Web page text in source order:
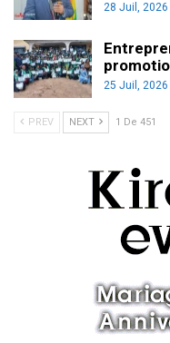
28 Juil, 2026
25 Juil, 2026
PREV NEXT 1 De 451